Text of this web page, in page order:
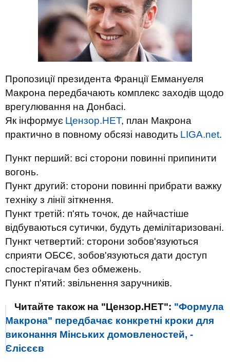
Пропозиції президента Франції Еммануеля
Макрона передбачають комплекс заходів щодо
врегулювання на Донбасі.
Як інформує Цензор.НЕТ, план Макрона
практично в повному обсязі наводить LIGA.net.
Пункт перший: всі сторони повинні припинити
вогонь.
Пункт другий: сторони повинні прибрати важку
техніку з лінії зіткнення.
Пункт третій: п'ять точок, де найчастіше
відбуваються сутички, будуть демілітаризовані.
Пункт четвертий: сторони зобов'язуються
сприяти ОБСЄ, зобов'язуються дати доступ
спостерігачам без обмежень.
Пункт п'ятий: звільнення заручників.
Читайте також на "Цензор.НЕТ": "Формула
Макрона" передбачає конкретні кроки для
виконання Мінських домовленостей, -
Єлісєєв